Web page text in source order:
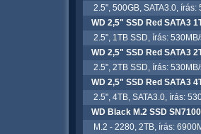
2.5", 500GB, SATA3.0, írás:
WD 2,5" SSD Red SATA3
2.5", 1TB SSD, írás:
WD 2,5" SSD Red SATA3
2.5", 2TB SSD, írás:
WD 2,5" SSD Red SATA3
2.5", 4TB, SATA3.0, írás:
WD Black M.2 SSD
M.2 - 2280, 2TB, írás: